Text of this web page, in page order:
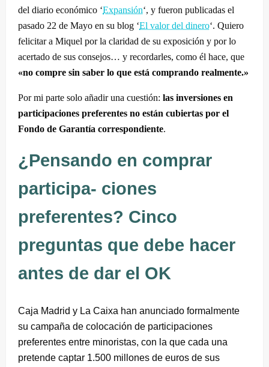
del diario económico ‘Expansión‘, y fueron publicadas el
pasado 22 de Mayo en su blog ‘El valor del dinero‘. Quiero
felicitar a Miquel por la claridad de su exposición y por lo
acertado de sus consejos… y recordarles, como él hace, que
«no compre sin saber lo que está comprando realmente.»
Por mi parte solo añadir una cuestión: las inversiones en
participaciones preferentes no están cubiertas por el
Fondo de Garantía correspondiente.
¿Pensando en comprar
participa- ciones
preferentes? Cinco
preguntas que debe hacer
antes de dar el OK
Caja Madrid y La Caixa han anunciado formalmente
su campaña de colocación de participaciones
preferentes entre minoristas, con la que cada una
pretende captar 1.500 millones de euros de sus